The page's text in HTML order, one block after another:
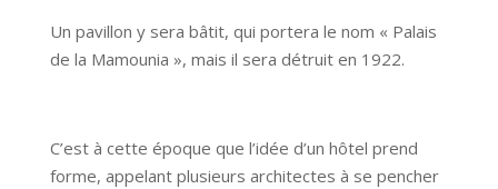
Un pavillon y sera bâtit, qui portera le nom « Palais
de la Mamounia », mais il sera détruit en 1922.
C’est à cette époque que l’idée d’un hôtel prend
forme, appelant plusieurs architectes à se pencher